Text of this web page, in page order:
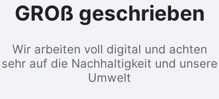
GROß geschrieben
Wir arbeiten voll digital und achten
sehr auf die Nachhaltigkeit und unsere
Umwelt